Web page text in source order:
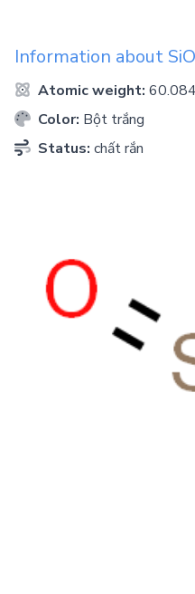
Information about SiO
Atomic weight:
Color: Bột trắng
Status: chất rắn